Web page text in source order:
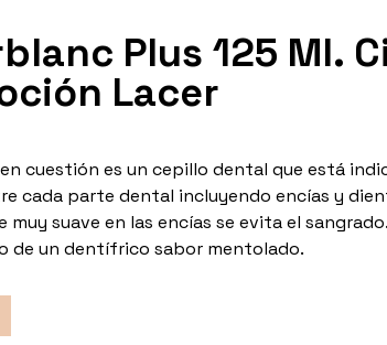
Plus 125 Ml.
Lacer
cuestión es un cepillo dental que está
cada parte dental incluyendo encías y
muy suave en las encías se evita el
de un dentífrico sabor mentolado.